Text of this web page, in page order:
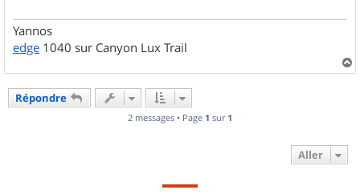
Yannos
edge 1040 sur Canyon Lux Trail
a
Répondre
2 messages • Page 1 sur 1
Aller